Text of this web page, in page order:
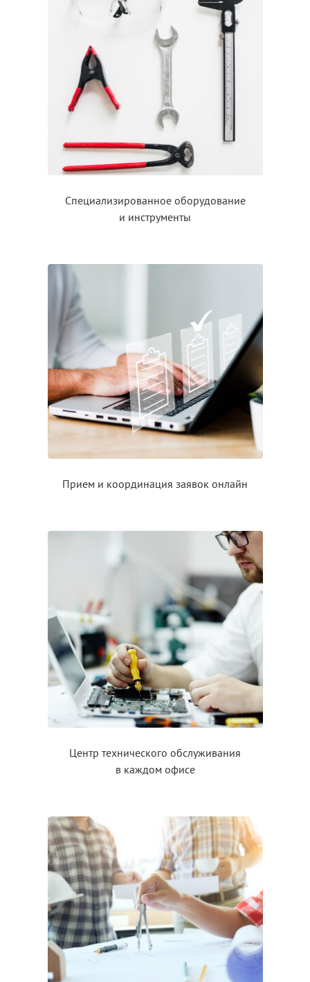
Специализированное оборудование
и инструменты
Прием и координация заявок онлайн
Центр технического обслуживания
в каждом офисе